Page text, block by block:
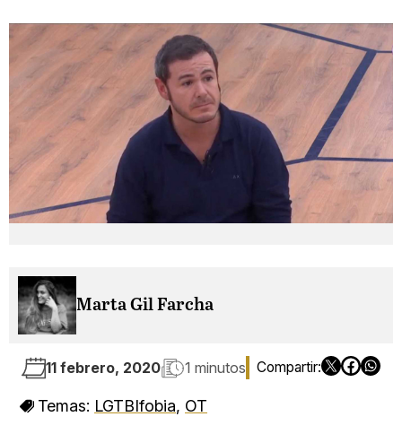
Marta Gil Farcha
11 febrero, 2020 1 minutos
Temas: LGTBIfobia, OT